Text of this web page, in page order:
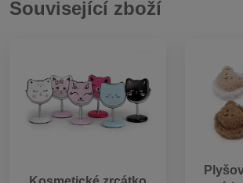
Související zboží